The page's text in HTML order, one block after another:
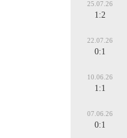
25.07.26
1:2
22.07.26
0:1
10.06.26
1:1
07.06.26
0:1